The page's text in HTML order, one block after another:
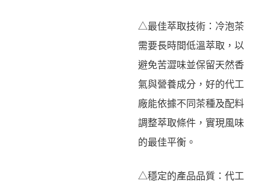
△最佳萃取技術：冷泡茶
需要長時間低溫萃取，以
避免苦澀味並保留天然香
氣與營養成分，好的代工
廠能依據不同茶種及配料
調整萃取條件，實現風味
的最佳平衡。
△穩定的產品品質：代工